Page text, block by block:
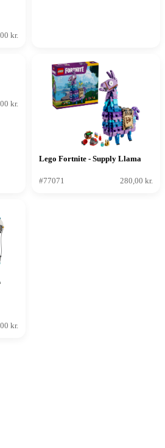
kr.
kr.
Lego Fortnite - Supply Llama
#77071 280,00 kr.
kr.